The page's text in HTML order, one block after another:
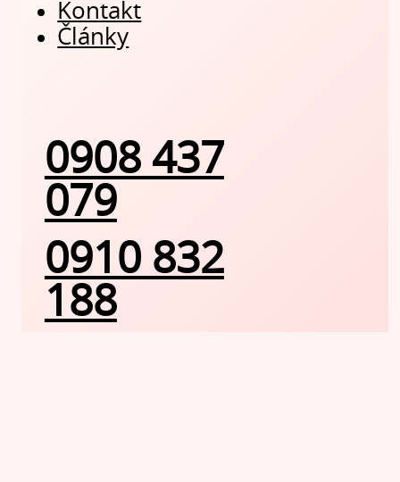
Kontakt
Články
0908 437
079
0910 832
188